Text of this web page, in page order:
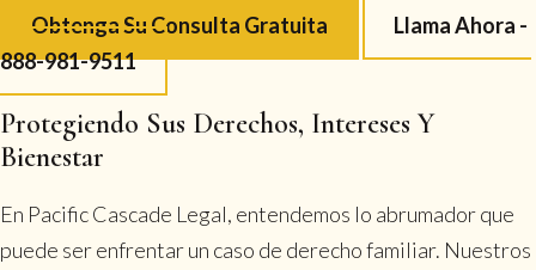
Obtenga Su Consulta Gratuita
Llama Ahora -
888-981-9511
Protegiendo Sus Derechos, Intereses Y
Bienestar
En Pacific Cascade Legal, entendemos lo abrumador que
puede ser enfrentar un caso de derecho familiar. Nuestros